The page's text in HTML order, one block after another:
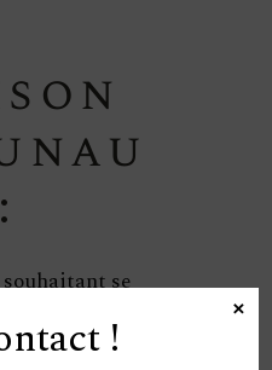
se
des pays livrés
!
×